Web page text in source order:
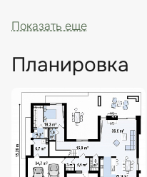
Показать еще
Планировка